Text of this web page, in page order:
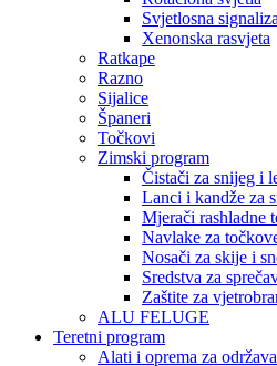
Svjetlosna
Xenonska rasvjeta
Ratkape
Razno
Sijalice
Španeri
Točkovi
Zimski program
Čistači za snijeg i
Lanci i kandže za
Mjerači rashladne
Navlake za
Nosači za skije i
Sredstva za
Zaštite za
ALU FELUGE
Teretni program
Alati i oprema za